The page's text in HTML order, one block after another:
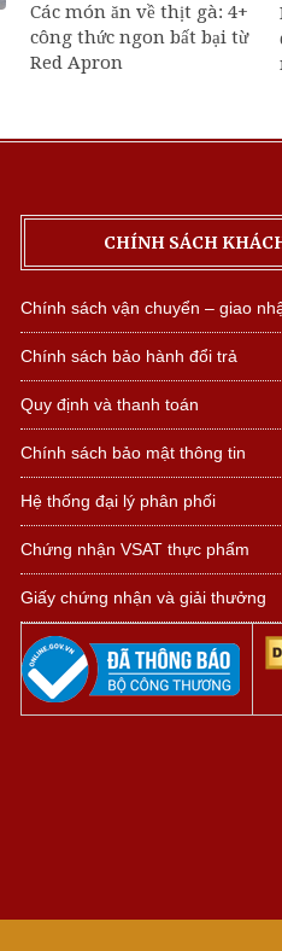
Các món ăn về thịt gà: 4+
công thức ngon bất bại từ
Red Apron
CHÍNH SÁCH
Chính sách vận chuyển – giao
Chính sách bảo hành đổi trả
Quy định và thanh toán
Chính sách bảo mật thông tin
Hệ thống đại lý phân phối
Chứng nhận VSAT thực phẩm
Giấy chứng nhận và giải thưởng